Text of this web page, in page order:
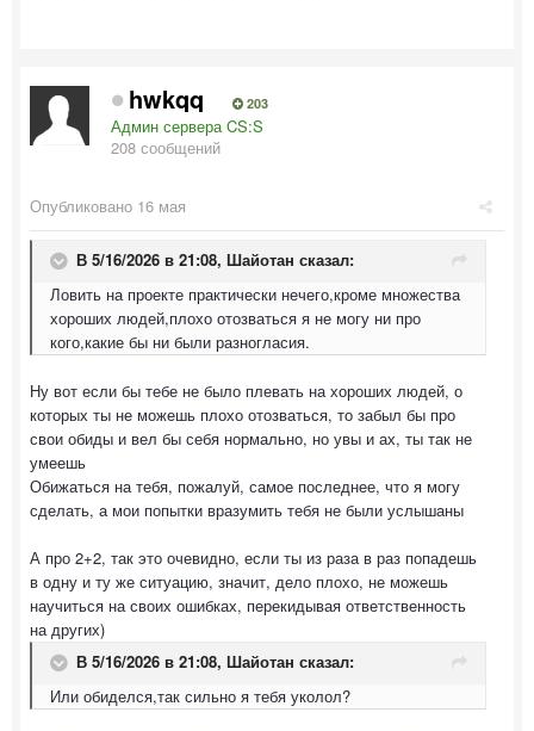
hwkqq 203
Админ сервера CS:S
208 сообщений
Опубликовано 16 мая
В 5/16/2026 в 21:08, Шайотан сказал:
Ловить на проекте практически нечего,кроме множества
хороших людей,плохо отозваться я не могу ни про
кого,какие бы ни были разногласия.
Ну вот если бы тебе не было плевать на хороших людей, о
которых ты не можешь плохо отозваться, то забыл бы про
свои обиды и вел бы себя нормально, но увы и ах, ты так не
умеешь
Обижаться на тебя, пожалуй, самое последнее, что я могу
сделать, а мои попытки вразумить тебя не были услышаны
А про 2+2, так это очевидно, если ты из раза в раз попадешь
в одну и ту же ситуацию, значит, дело плохо, не можешь
научиться на своих ошибках, перекидывая ответственность
на других)
В 5/16/2026 в 21:08, Шайотан сказал:
Или обиделся,так сильно я тебя уколол?